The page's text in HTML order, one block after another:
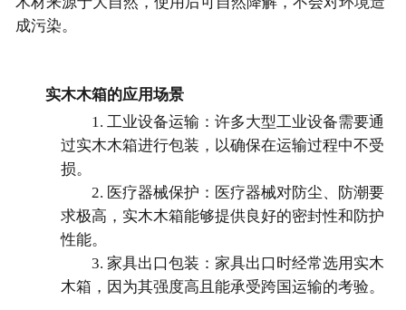
成污染。
实木木箱的应用场景
1. 工业设备运输：许多大型工业设备需要通
过实木木箱进行包装，以确保在运输过程中不受
损。
2. 医疗器械保护：医疗器械对防尘、防潮要
求极高，实木木箱能够提供良好的密封性和防护
性能。
3. 家具出口包装：家具出口时经常选用实木
木箱，因为其强度高且能承受跨国运输的考验。